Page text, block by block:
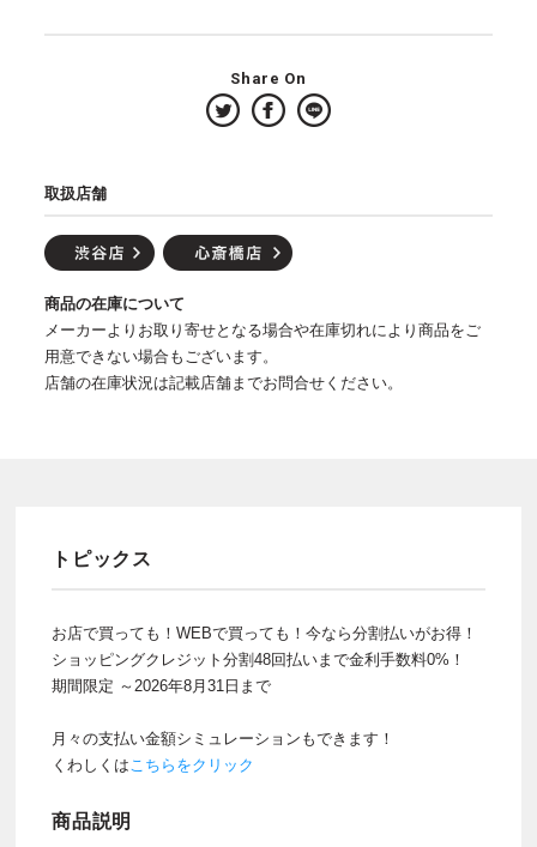
Share On
取扱店舗
商品の在庫について
メーカーよりお取り寄せとなる場合や在庫切れにより商品をご
用意できない場合もございます。
店舗の在庫状況は記載店舗までお問合せください。
トピックス
お店で買っても！WEBで買っても！今なら分割払いがお得！
ショッピングクレジット分割48回払いまで金利手数料0%！
期間限定 ～2026年8月31日まで
月々の支払い金額シミュレーションもできます！
くわしくはこちらをクリック
商品説明